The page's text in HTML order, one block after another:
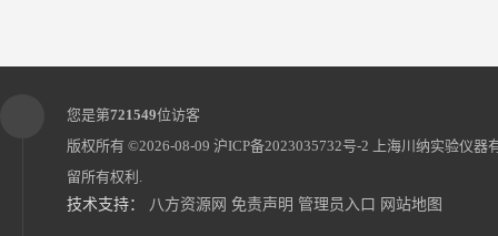
您是第721549位访客
版权所有 ©2026-08-09 沪ICP备2023035732号-2
上海川纳实验仪器
留所有权利.
技术支持： 八方资源网 免责声明 管理员入口 网站地图